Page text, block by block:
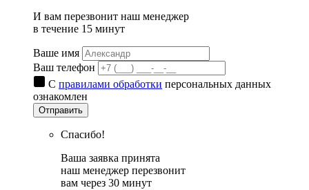
И вам перезвонит наш менеджер
в течение 15 минут
Ваше имя
Ваш телефон
С правилами обработки персональных данных
ознакомлен
Отправить
Спасибо!
Ваша заявка принята
наш менеджер перезвонит
вам через 30 минут